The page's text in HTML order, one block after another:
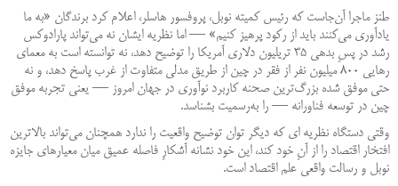
طنز ماجرا آن‌جاست که رئیس کمیته‌ نوبل، پروفسور هاسلر، اعلام کرد برندگان «به ما
یادآوری می‌کنند باید از رکود پرهیز کنیم» — اما نظریه‌ ایشان نه می‌تواند پارادوکس
رشد در پسِ بدهی ۳۵ تریلیون دلاری آمریکا را توضیح دهد، نه توانسته است به معمای
رهایی ۸۰۰ میلیون نفر از فقر در چین از طریق مدلی متفاوت از غرب پاسخ دهد، و نه
حتی موفق شده بزرگ‌ترین صحنه‌ کاربرد نوآوری در جهان امروز — یعنی تجربه‌ موفق
چین در توسعه‌ فناورانه — را به‌رسمیت بشناسد.
وقتی دستگاه نظریه ای که دیگر توان توضیح واقعیت را ندارد همچنان می‌تواند بالاترین
افتخار اقتصاد را از آنِ خود کند، این خود نشانه‌ آشکارِ فاصله‌ عمیق میان معیارهای جایزه‌
نوبل و رسالت واقعی علم اقتصاد است.